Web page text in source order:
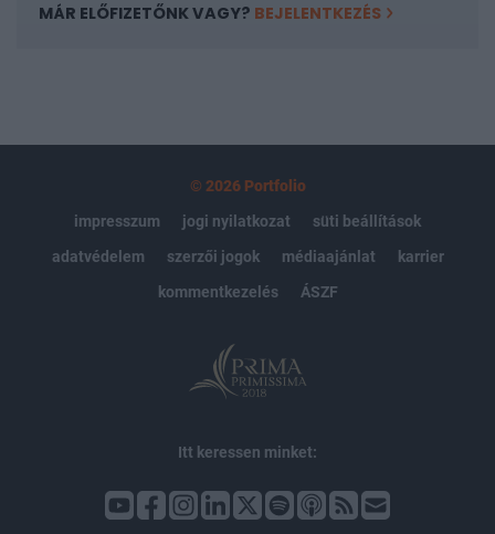
MÁR ELŐFIZETŐNK VAGY? BEJELENTKEZÉS
© 2026 Portfolio
impresszum
jogi nyilatkozat
süti beállítások
adatvédelem
szerzői jogok médiaajánlat
karrier
kommentkezelés
ÁSZF
Itt keressen minket: